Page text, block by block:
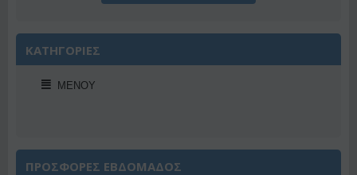
ΚΑΤΗΓΟΡΙΕΣ
ΜΕΝΟΎ
ΠΡΟΣΦΟΡΕΣ ΕΒΔΟΜΑΔΟΣ